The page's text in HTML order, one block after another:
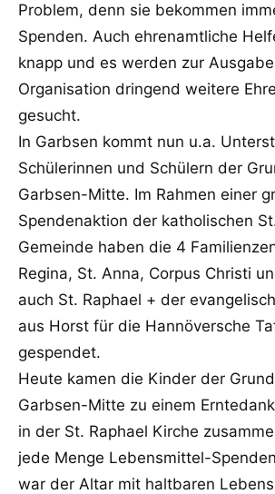
Problem, denn sie bekommen
Spenden. Auch ehrenamtliche
knapp und es werden zur
Organisation dringend weitere
gesucht.
In Garbsen kommt nun u.a.
Schülerinnen und Schülern der
Garbsen-Mitte. Im Rahmen einer
Spendenaktion der katholischen
Gemeinde haben die 4
Regina, St. Anna, Corpus Christi
auch St. Raphael + der
aus Horst für die Hannöversche
gespendet.
Heute kamen die Kinder der
Garbsen-Mitte zu einem
in der St. Raphael Kirche
jede Menge Lebensmittel-
war der Altar mit haltbaren